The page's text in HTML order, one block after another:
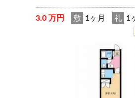
3.0 万円 敷 1ヶ月 礼 1